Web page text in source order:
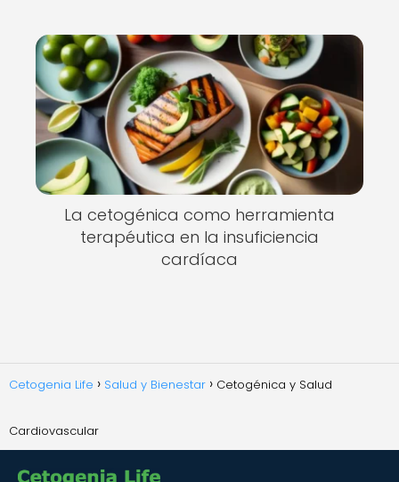
La cetogénica como herramienta
terapéutica en la insuficiencia
cardíaca
Cetogenia Life Salud y Bienestar Cetogénica y Salud
Cardiovascular